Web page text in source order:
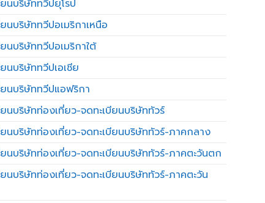
นบริษัททวีปยุโรป
นบริษัททวีปอเมริกาเหนือ
นบริษัททวีปอเมริกาใต้
นบริษัททวีปเอเชีย
ยนบริษัททวีปแอฟริกา
ยนบริษัทท่องเที่ยว-จดทะเบียนบริษัททัวร์
ยนบริษัทท่องเที่ยว-จดทะเบียนบริษัททัวร์-ภาคกลาง
ยนบริษัทท่องเที่ยว-จดทะเบียนบริษัททัวร์-ภาคตะวันตก
ยนบริษัทท่องเที่ยว-จดทะเบียนบริษัททัวร์-ภาคตะวัน